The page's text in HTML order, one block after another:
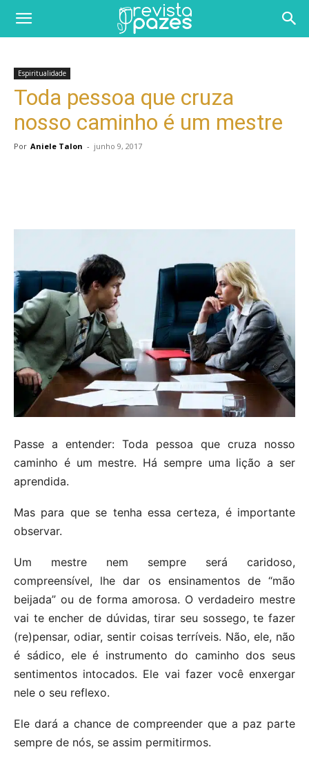
Espiritualidade
Toda pessoa que cruza
nosso caminho é um mestre
Por Aniele Talon - junho 9, 2017
Passe a entender: Toda pessoa que cruza nosso
caminho é um mestre. Há sempre uma lição a ser
aprendida.
Mas para que se tenha essa certeza, é importante
observar.
Um mestre nem sempre será caridoso,
compreensível, lhe dar os ensinamentos de “mão
beijada” ou de forma amorosa. O verdadeiro mestre
vai te encher de dúvidas, tirar seu sossego, te fazer
(re)pensar, odiar, sentir coisas terríveis. Não, ele, não
é sádico, ele é instrumento do caminho dos seus
sentimentos intocados. Ele vai fazer você enxergar
nele o seu reflexo.
Ele dará a chance de compreender que a paz parte
sempre de nós, se assim permitirmos.